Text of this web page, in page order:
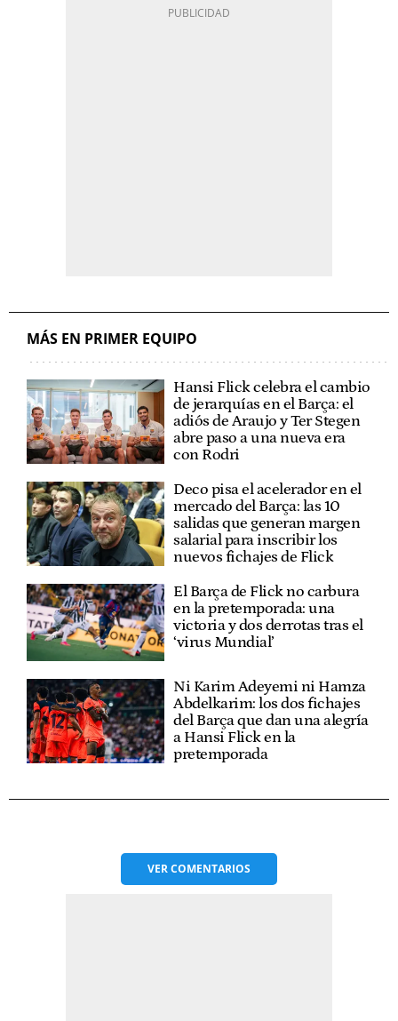
MÁS EN PRIMER EQUIPO
Hansi Flick celebra el cambio
de jerarquías en el Barça: el
adiós de Araujo y Ter Stegen
abre paso a una nueva era
con Rodri
Deco pisa el acelerador en el
mercado del Barça: las 10
salidas que generan margen
salarial para inscribir los
nuevos fichajes de Flick
El Barça de Flick no carbura
en la pretemporada: una
victoria y dos derrotas tras el
‘virus Mundial’
Ni Karim Adeyemi ni Hamza
Abdelkarim: los dos fichajes
del Barça que dan una alegría
a Hansi Flick en la
pretemporada
VERCOMENTARIOS